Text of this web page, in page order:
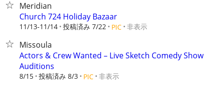
Meridian
Church 724 Holiday Bazaar
11/13-11/14 投稿済み 7/22 PIC 非表示
Missoula
Actors & Crew Wanted – Live Sketch Comedy Show
Auditions
8/15 投稿済み 8/3 PIC 非表示